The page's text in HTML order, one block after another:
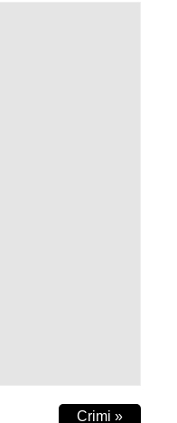
Crimi »